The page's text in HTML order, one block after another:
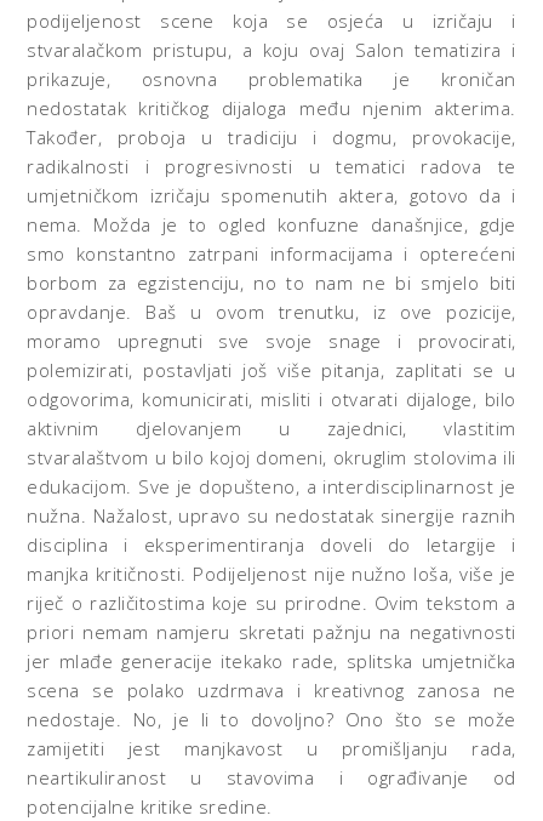
podijeljenost scene koja se osjeća u izričaju i
stvaralačkom pristupu, a koju ovaj Salon tematizira i
prikazuje, osnovna problematika je kroničan
nedostatak kritičkog dijaloga među njenim akterima.
Također, proboja u tradiciju i dogmu, provokacije,
radikalnosti i progresivnosti u tematici radova te
umjetničkom izričaju spomenutih aktera, gotovo da i
nema. Možda je to ogled konfuzne današnjice, gdje
smo konstantno zatrpani informacijama i opterećeni
borbom za egzistenciju, no to nam ne bi smjelo biti
opravdanje. Baš u ovom trenutku, iz ove pozicije,
moramo upregnuti sve svoje snage i provocirati,
polemizirati, postavljati još više pitanja, zaplitati se u
odgovorima, komunicirati, misliti i otvarati dijaloge, bilo
aktivnim djelovanjem u zajednici, vlastitim
stvaralaštvom u bilo kojoj domeni, okruglim stolovima ili
edukacijom. Sve je dopušteno, a interdisciplinarnost je
nužna. Nažalost, upravo su nedostatak sinergije raznih
disciplina i eksperimentiranja doveli do letargije i
manjka kritičnosti. Podijeljenost nije nužno loša, više je
riječ o različitostima koje su prirodne. Ovim tekstom a
priori nemam namjeru skretati pažnju na negativnosti
jer mlađe generacije itekako rade, splitska umjetnička
scena se polako uzdrmava i kreativnog zanosa ne
nedostaje. No, je li to dovoljno? Ono što se može
zamijetiti jest manjkavost u promišljanju rada,
neartikuliranost u stavovima i ograđivanje od
potencijalne kritike sredine.